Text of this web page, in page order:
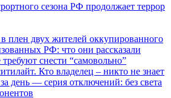
сезона РФ продолжает террор
плен двух жителей оккупированного
РФ: что они рассказали
снести “самовольно”
Кто владелец – никто не знает
день — серия отключений: без света